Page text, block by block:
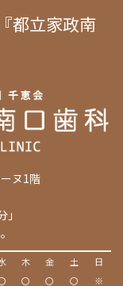
都立家政南
ヌ1階
木 金 土
日
〇 〇 〇
※